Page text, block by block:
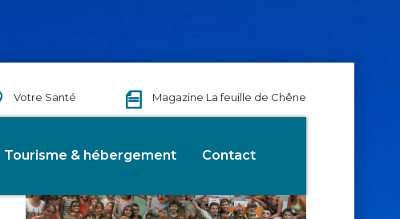
Magazine La feuille de Chêne
Votre Santé
Tourisme & hébergement Contact